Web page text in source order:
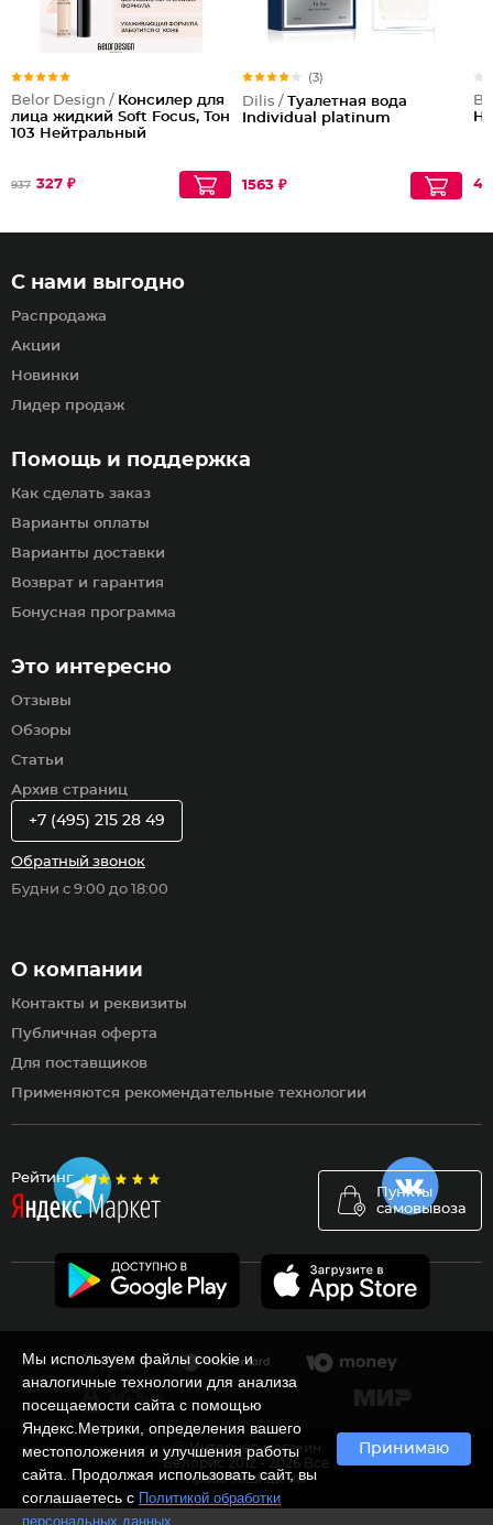
Belor Design / Консилер для
лица жидкий Soft Focus, Тон
103 Нейтральный
937 327 ₽
(3)
Dilis / Туалетная вода
Individual platinum
1563 ₽
Рейтинг
Пункты
самовывоза
Помощь и поддержка
Как сделать заказ
Варианты оплаты
Варианты доставки
Возврат и гарантия
Бонусная программа
С нами выгодно
Распродажа
Акции
Новинки
Лидер продаж
Это интересно
Отзывы
Обзоры
Статьи
Архив страниц
О компании
Контакты и реквизиты
Публичная оферта
Для поставщиков
Применяются рекомендательные технологии
+7 (495) 215 28 49
Обратный звонок
Будни с 9:00 до 18:00
Мы используем файлы cookie и
аналогичные технологии для анализа
посещаемости сайта с помощью
Яндекс.Метрики, определения вашего
местоположения и улучшения работы
сайта. Продолжая использовать сайт, вы
соглашаетесь с Политикой обработки
персональных данных
Принимаю
Ⓒ Интернет-магазин
Белорис 2012 - 2026 Все
права защищены